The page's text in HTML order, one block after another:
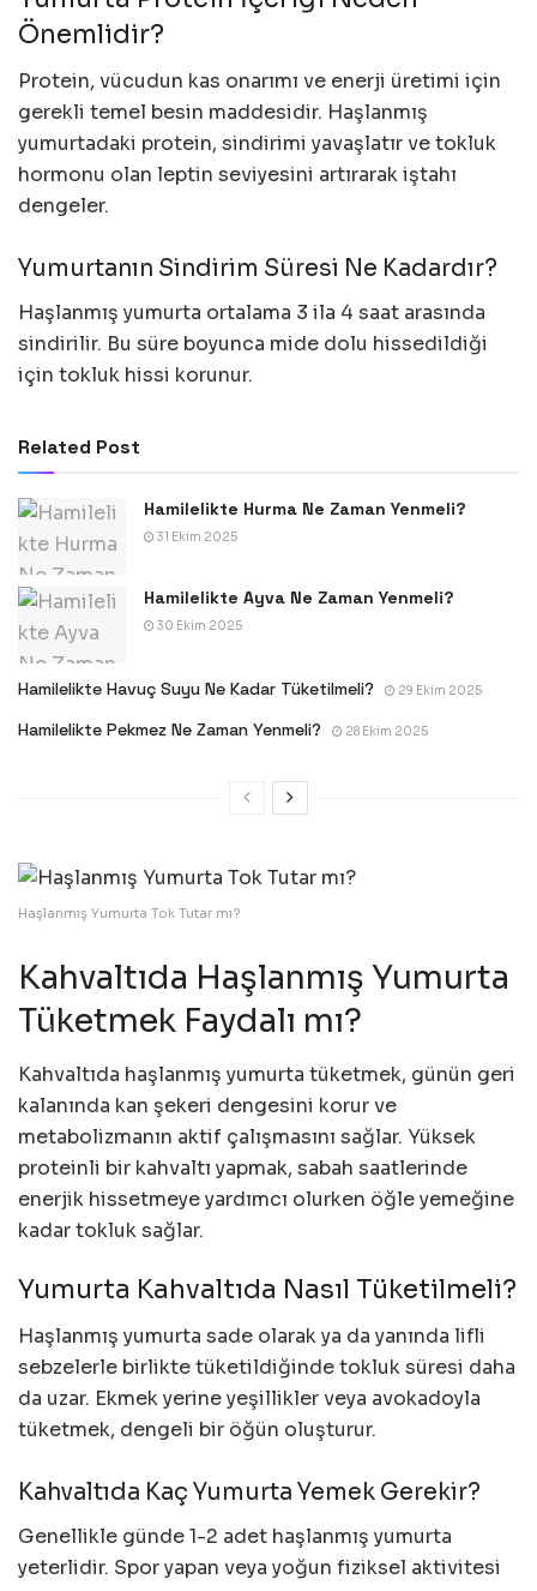
Önemlidir?
Protein, vücudun kas onarımı ve enerji üretimi için
gerekli temel besin maddesidir. Haşlanmış
yumurtadaki protein, sindirimi yavaşlatır ve tokluk
hormonu olan leptin seviyesini artırarak iştahı
dengeler.
Yumurtanın Sindirim Süresi Ne Kadardır?
Haşlanmış yumurta ortalama 3 ila 4 saat arasında
sindirilir. Bu süre boyunca mide dolu hissedildiği
için tokluk hissi korunur.
Related Post
Hamilelikte Hurma Ne Zaman Yenmeli?
31 Ekim 2025
Hamilelikte Ayva Ne Zaman Yenmeli?
30 Ekim 2025
Hamilelikte Havuç Suyu Ne Kadar Tüketilmeli? 29 Ekim 2025
Hamilelikte Pekmez Ne Zaman Yenmeli? 28 Ekim 2025
Haşlanmış Yumurta Tok Tutar mı?
Kahvaltıda Haşlanmış Yumurta
Tüketmek Faydalı mı?
Kahvaltıda haşlanmış yumurta tüketmek, günün geri
kalanında kan şekeri dengesini korur ve
metabolizmanın aktif çalışmasını sağlar. Yüksek
proteinli bir kahvaltı yapmak, sabah saatlerinde
enerjik hissetmeye yardımcı olurken öğle yemeğine
kadar tokluk sağlar.
Yumurta Kahvaltıda Nasıl Tüketilmeli?
Haşlanmış yumurta sade olarak ya da yanında lifli
sebzelerle birlikte tüketildiğinde tokluk süresi daha
da uzar. Ekmek yerine yeşillikler veya avokadoyla
tüketmek, dengeli bir öğün oluşturur.
Kahvaltıda Kaç Yumurta Yemek Gerekir?
Genellikle günde 1-2 adet haşlanmış yumurta
yeterlidir. Spor yapan veya yoğun fiziksel aktivitesi